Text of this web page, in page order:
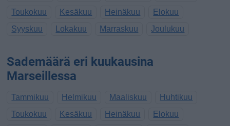
Toukokuu
Kesäkuu Heinäkuu
Elokuu
Syyskuu
Lokakuu Marraskuu Joulukuu
Sademäärä eri kuukausina
Marseillessa
Tammikuu Helmikuu Maaliskuu
Huhtikuu
Toukokuu
Kesäkuu Heinäkuu
Elokuu